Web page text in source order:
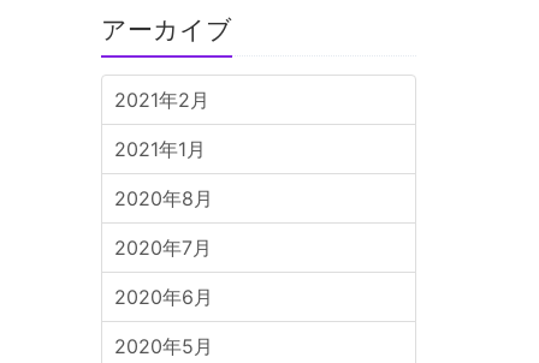
アーカイブ
2021年2月
2021年1月
2020年8月
2020年7月
2020年6月
2020年5月